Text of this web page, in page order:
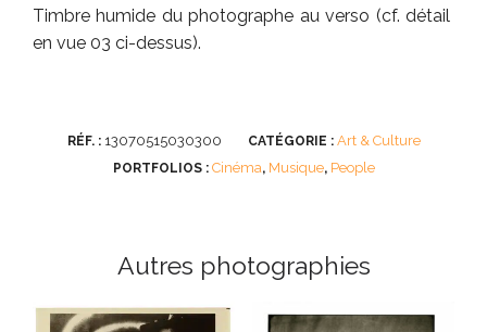
Timbre humide du photographe au verso (cf. détail
en vue 03 ci-dessus).
RÉF. : 13070515030300 CATÉGORIE : Art & Culture
PORTFOLIOS : Cinéma, Musique, People
Autres photographies